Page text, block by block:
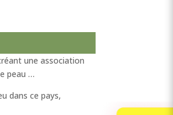
une association
peau …
dans ce pays,